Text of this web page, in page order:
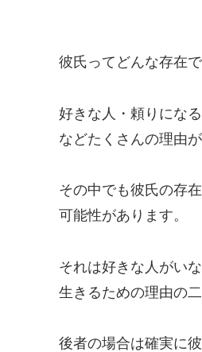
彼氏ってどんな存在
好きな人・頼りにな
などたくさんの理由
その中でも彼氏の存
可能性があります。
それは好きな人がい
生きるための理由の
後者の場合は確実に